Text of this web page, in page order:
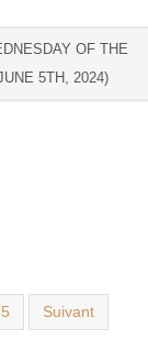
OF THE
5TH, 2024)
Suivant